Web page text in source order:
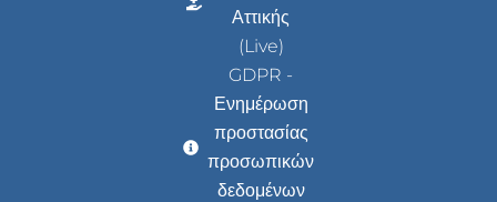
Αττικής
(Live)
GDPR -
Ενημέρωση
προστασίας
προσωπικών
δεδομένων